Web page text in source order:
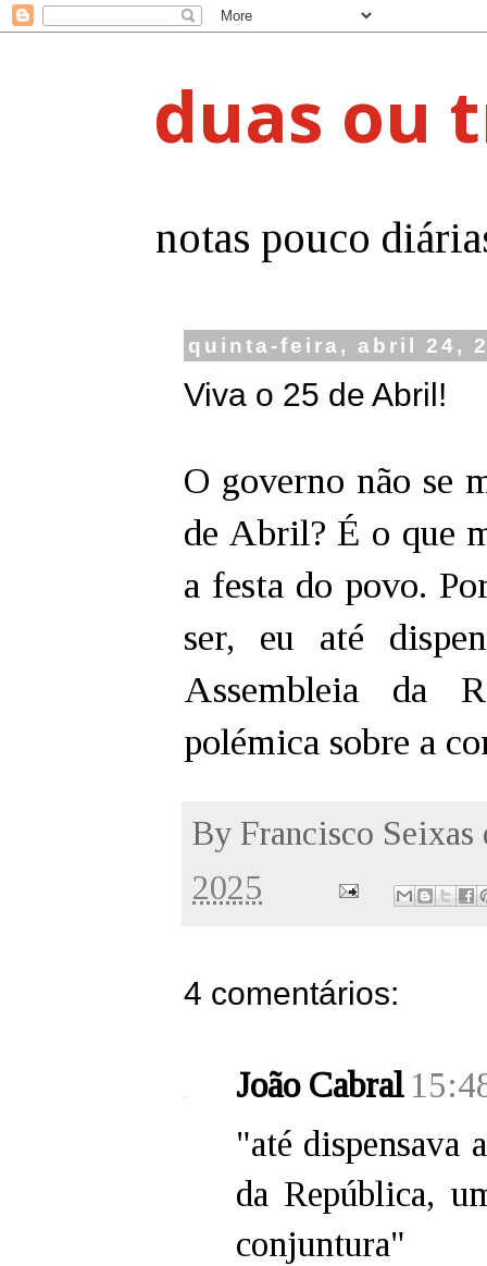
duas ou
notas pouco
quinta-feira, abril 24,
Viva o 25 de Abril!
O governo não se
de Abril? É o que
a festa do povo.
ser, eu até
Assembleia da
polémica sobre a
By Francisco Seixas
2025
4 comentários:
João Cabral
"até dispensava
da República,
conjuntura"